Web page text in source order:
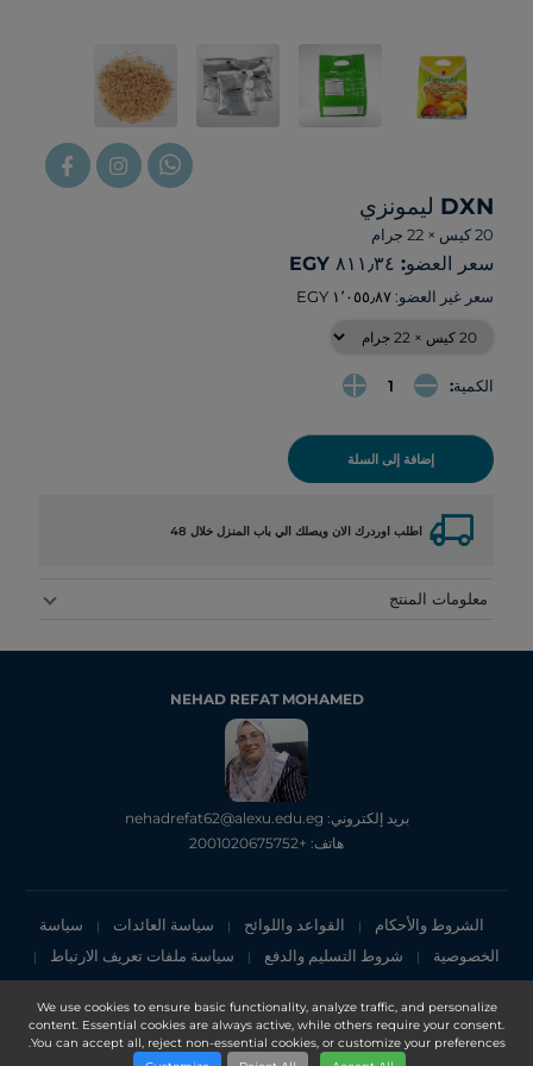
We use cookies to ensure basic functionality, analyze traffic, and personalize
content. Essential cookies are always active, while others require your consent.
You can accept all, reject non-essential cookies, or customize your preferences.
DXN ليمونزي
20 كيس × 22 جرام
سعر العضو: ‏٨١١٫٣٤ EGY
سعر غير العضو:
الكمية:
إضافة إلى السلة
local_shipping اطلب اوردرك الان ويصلك الي باب المنزل خلال 48
معلومات المنتج
NEHAD REFAT MOHAMED
بريد إلكتروني: nehadrefat62@alexu.edu.eg
هاتف: +2001020675752
الشروط والأحكام | القواعد واللوائح | سياسة العائدات |
سياسة
الخصوصية
| شروط التسليم والدفع | سياسة ملفات تعريف الارتباط |
إشعار الخصوصية
Copyright 2025, DXN Holdings Bhd. 199501033918 (363120-V)